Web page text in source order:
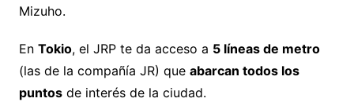
Mizuho.
En Tokio, el JRP te da acceso a 5 líneas de metro
(las de la compañía JR) que abarcan todos los
puntosde interés de la ciudad.